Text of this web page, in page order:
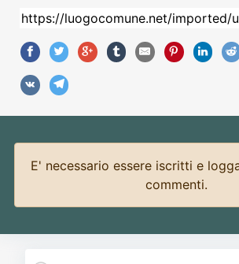
E' necessario essere iscritti e
commenti.